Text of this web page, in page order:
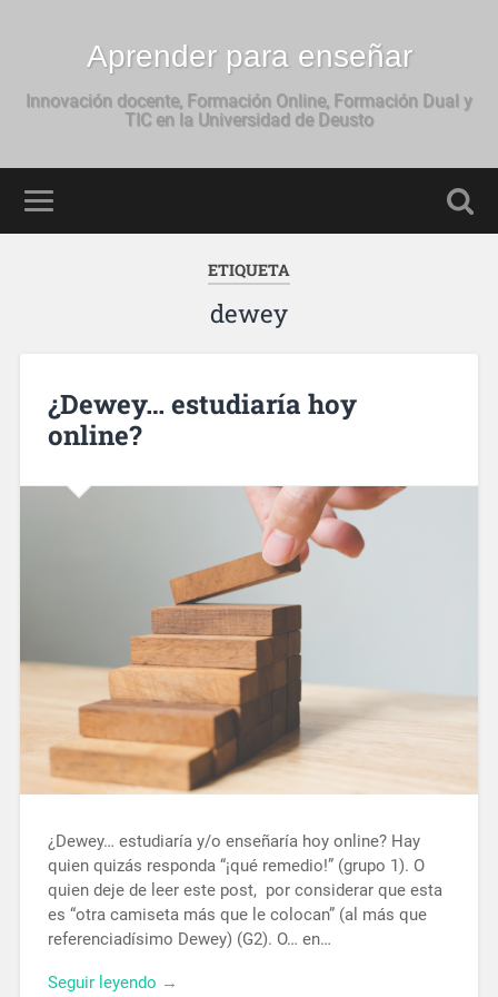
Aprender para enseñar
Innovación docente, Formación Online, Formación Dual y
TIC en la Universidad de Deusto
ETIQUETA
dewey
¿Dewey… estudiaría hoy
online?
¿Dewey… estudiaría y/o enseñaría hoy online? Hay
quien quizás responda “¡qué remedio!” (grupo 1). O
quien deje de leer este post, por considerar que esta
es “otra camiseta más que le colocan” (al más que
referenciadísimo Dewey) (G2). O… en…
Seguir leyendo →